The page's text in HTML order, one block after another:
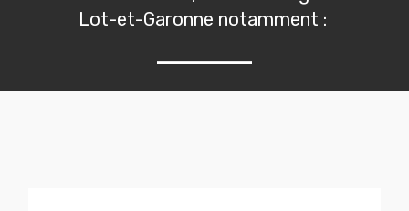
Lot-et-Garonne notamment :